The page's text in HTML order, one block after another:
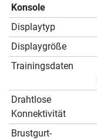
Konsole
Displaytyp
Displaygröße
Trainingsdaten
Drahtlose
Konnektivität
Brustgurt-